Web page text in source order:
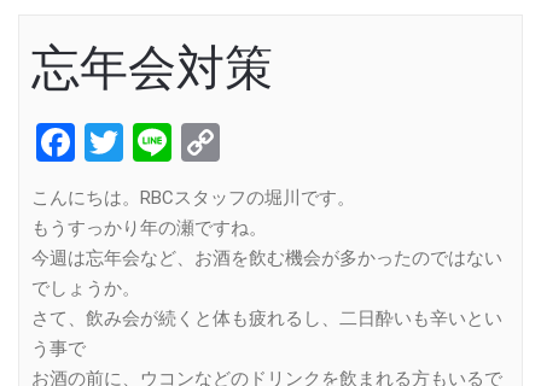
忘年会対策
Facebook
Twitter
Line
Link
こんにちは。RBCスタッフの堀川です。
もうすっかり年の瀬ですね。
今週は忘年会など、お酒を飲む機会が多かったのではない
でしょうか。
さて、飲み会が続くと体も疲れるし、二日酔いも辛いとい
う事で
お酒の前に、ウコンなどのドリンクを飲まれる方もいるで